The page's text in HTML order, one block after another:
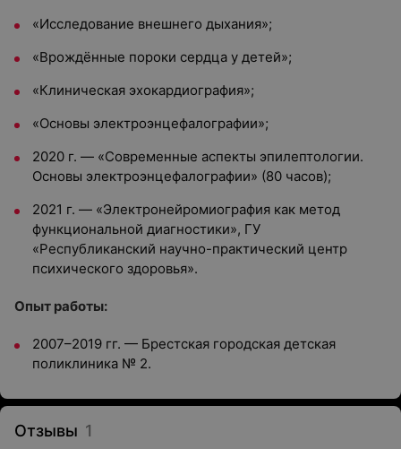
«Исследование внешнего дыхания»;
«Врождённые пороки сердца у детей»;
«Клиническая эхокардиография»;
«Основы электроэнцефалографии»;
2020 г. — «Современные аспекты эпилептологии.
Основы электроэнцефалографии» (80 часов);
2021 г. — «Электронейромиография как метод
функциональной диагностики», ГУ
«Республиканский научно-практический центр
психического здоровья».
Опыт работы:
2007–2019 гг. — Брестская городская детская
поликлиника № 2.
Отзывы 1